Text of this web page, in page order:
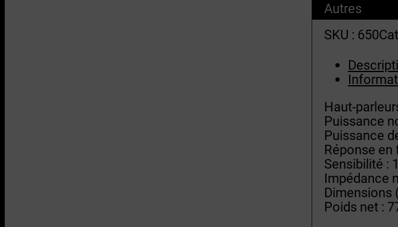
Autres
SKU : 650
Haut-
Puissance
Puissance
Réponse en
Sensibilité :
Impédance
Dimensions
Poids net :